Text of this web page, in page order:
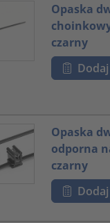
Opaska
czarny
Opaska
odporna
czarny